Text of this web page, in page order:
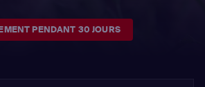
PENDANT 30 JOURS